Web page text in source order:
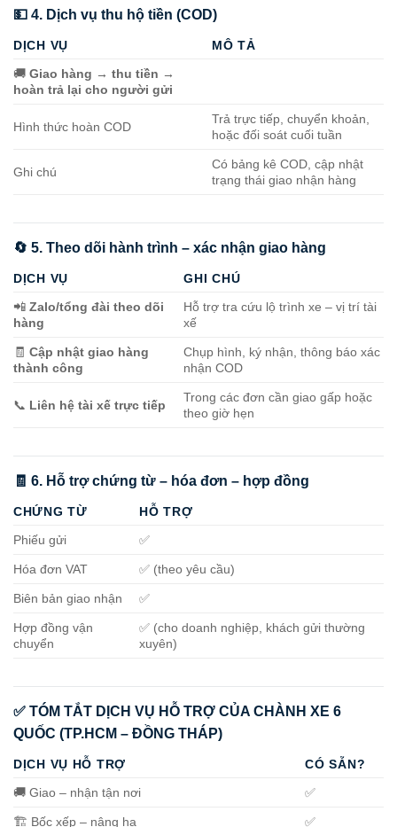
💵 4. Dịch vụ thu hộ tiền (COD)
DỊCH VỤ
MÔ TẢ
🚚 Giao hàng → thu tiền →
hoàn trả lại cho người gửi
Hình thức hoàn COD
Trả trực tiếp, chuyển khoản,
hoặc đối soát cuối tuần
Ghi chú
Có bảng kê COD, cập nhật
trạng thái giao nhận hàng
🔄 5. Theo dõi hành trình – xác nhận giao hàng
DỊCH VỤ
GHI CHÚ
📲 Zalo/tổng đài theo dõi
hàng
Hỗ trợ tra cứu lộ trình xe – vị trí tài
xế
🧾 Cập nhật giao hàng
thành công
Chụp hình, ký nhận, thông báo xác
nhận COD
📞 Liên hệ tài xế trực tiếp
Trong các đơn cần giao gấp hoặc
theo giờ hẹn
🧾 6. Hỗ trợ chứng từ – hóa đơn – hợp đồng
CHỨNG TỪ
HỖ TRỢ
Phiếu gửi
✅
Hóa đơn VAT ✅ (theo yêu cầu)
Biên bản giao nhận ✅
Hợp đồng vận
chuyển
✅ (cho doanh nghiệp, khách gửi thường
xuyên)
✅ TÓM TẮT DỊCH VỤ HỖ TRỢ CỦA CHÀNH XE 6
QUỐC (TP.HCM – ĐỒNG THÁP)
DỊCH VỤ HỖ TRỢ
CÓ SẴN?
🚚 Giao – nhận tận nơi
✅
🏗️ Bốc xếp – nâng hạ ✅